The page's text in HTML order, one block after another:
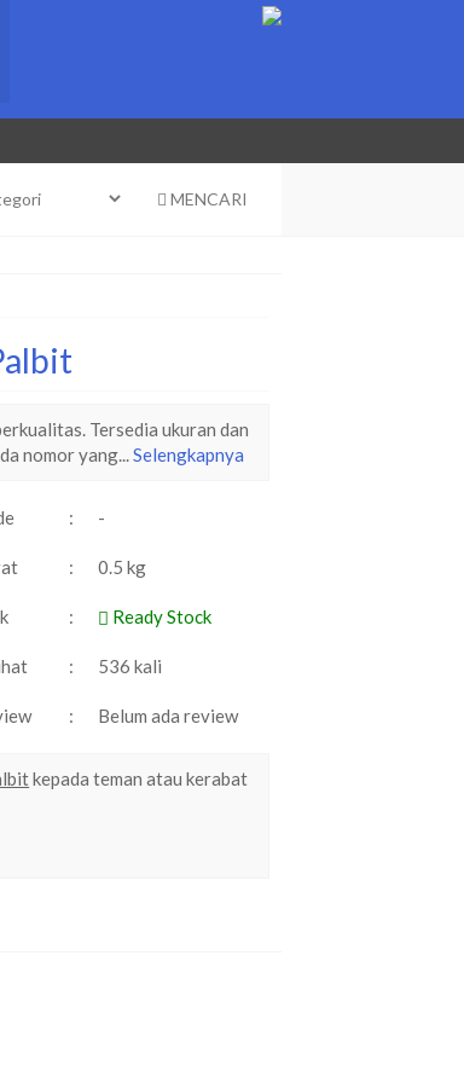
MENCARI
Tersedia ukuran dan
nomor yang...Selengkapnya
: -
: 0.5 kg
: Ready Stock
: 536 kali
: Belum ada review
kepada teman atau kerabat